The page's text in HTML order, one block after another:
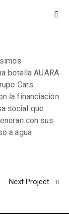
botella AUARA
Cars
la financiación
social que
con sus
a agua
Next Project